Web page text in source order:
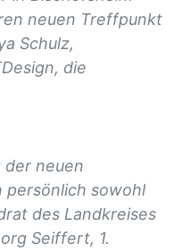
neuen Treffpunkt
Schulz,
die
der neuen
persönlich sowohl
des Landkreises
Seiffert, 1.